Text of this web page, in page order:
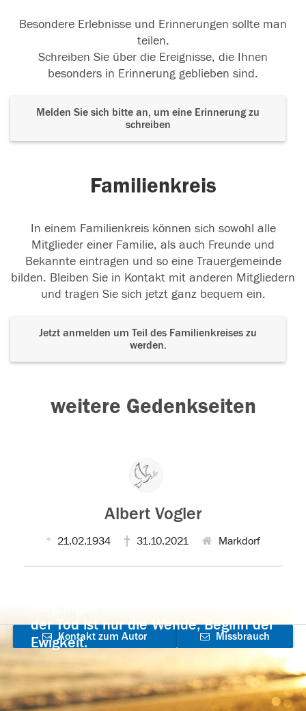
Besondere Erlebnisse und Erinnerungen sollte man
teilen.
Schreiben Sie über die Ereignisse, die Ihnen
besonders in Erinnerung geblieben sind.
Melden Sie sich bitte an, um eine Erinnerung zu
schreiben
Familienkreis
In einem Familienkreis können sich sowohl alle
Mitglieder einer Familie, als auch Freunde und
Bekannte eintragen und so eine Trauergemeinde
bilden. Bleiben Sie in Kontakt mit anderen Mitgliedern
und tragen Sie sich jetzt ganz bequem ein.
Jetzt anmelden um Teil des Familienkreises zu
werden.
weitere Gedenkseiten
Albert Vogler
21.02.1934 31.10.2021 Markdorf
der Tod ist nur die Wende, Beginn der
Ewigkeit.
Kontakt zum Autor
aufnehmen
Missbrauch